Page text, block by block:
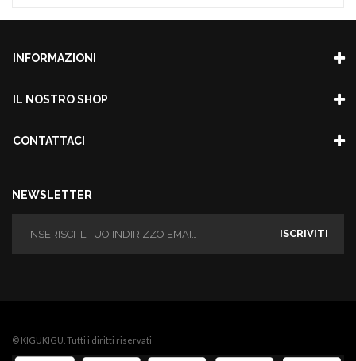
INFORMAZIONI
IL NOSTRO SHOP
CONTATTACI
NEWSLETTER
ISCRIVITI
© KIGUKIGU. Tutti i diritti riservati